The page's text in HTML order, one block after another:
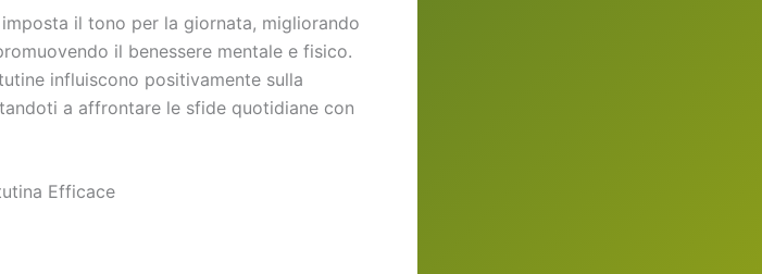
il tono per la giornata, migliorando
il benessere mentale e fisico.
influiscono positivamente sulla
a affrontare le sfide quotidiane con
Efficace